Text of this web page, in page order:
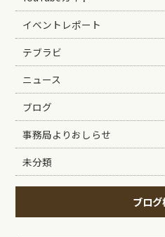
イベントレポート
テブラビ
ニュース
ブログ
事務局よりおしらせ
未分類
ブロ